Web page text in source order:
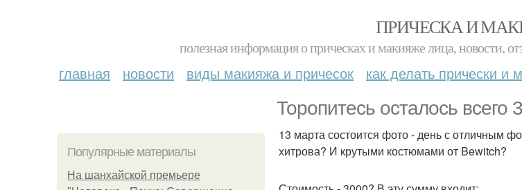
ПРИЧЕСКА И
полезная информация о прическах и макияже лица, новости,
главная новости виды макияжа и причесок как делать прически и
Торопитесь осталось всего
Популярные материалы
На шанхайской премьере
13 марта состоится фото - день с отличным
хитрова? И крутыми костюмами от Bewitch?